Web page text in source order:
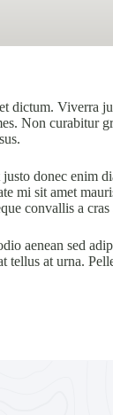
dictum.
Non
donec
mi sit amet
convallis a cras
aenean sed
at urna.